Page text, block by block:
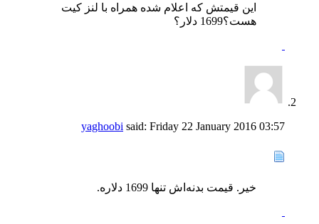
این قیمتش که اعلام شده همراه با لنز کیت
هست؟1699 دلار؟
yaghoobi said: Friday 22 January 2016 03:57
خیر. قیمت بدنه‌اش تنها 1699 دلاره.